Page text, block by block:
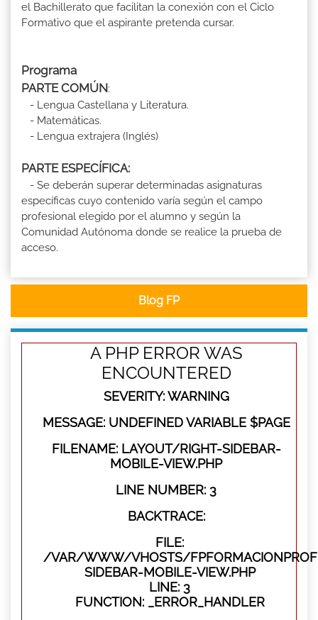
el Bachillerato que facilitan la conexión con el Ciclo
Formativo que el aspirante pretenda cursar.
Programa
PARTE COMÚN:
- Lengua Castellana y Literatura.
- Matemáticas.
- Lengua extrajera (Inglés)
PARTE ESPECÍFICA:
- Se deberán superar determinadas asignaturas
específicas cuyo contenido varía según el campo
profesional elegido por el alumno y según la
Comunidad Autónoma donde se realice la prueba de
acceso.
Blog FP
A PHP ERROR WAS
ENCOUNTERED
SEVERITY: WARNING
MESSAGE: UNDEFINED VARIABLE $PAGE
FILENAME: LAYOUT/RIGHT-SIDEBAR-
MOBILE-VIEW.PHP
LINE NUMBER: 3
BACKTRACE:
FILE:
/VAR/WWW/VHOSTS/
SIDEBAR-MOBILE-VIEW.PHP
LINE: 3
FUNCTION: _ERROR_HANDLER